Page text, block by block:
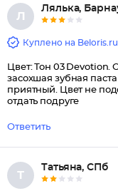
Л
Лялька,
Куплено на Beloris.ru
Цвет: Тон 03
засохшая зубная
приятный. Цвет не
отдать подруге
Ответить
Т
Татьяна, СПб